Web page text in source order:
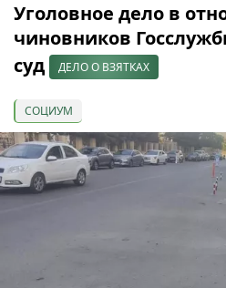
Уголовное дело в
чиновников
суд
ДЕЛО О ВЗЯТКАХ
СОЦИУМ